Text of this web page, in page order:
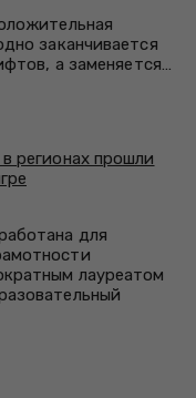
заканчивается
а заменяется…
регионах прошли
для
лауреатом